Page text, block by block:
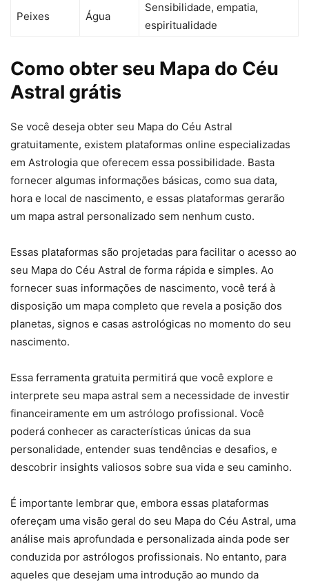
Peixes Água
Sensibilidade, empatia,
espiritualidade
Como obter seu Mapa do Céu
Astral grátis
Se você deseja obter seu Mapa do Céu Astral
gratuitamente, existem plataformas online especializadas
em Astrologia que oferecem essa possibilidade. Basta
fornecer algumas informações básicas, como sua data,
hora e local de nascimento, e essas plataformas gerarão
um mapa astral personalizado sem nenhum custo.
Essas plataformas são projetadas para facilitar o acesso ao
seu Mapa do Céu Astral de forma rápida e simples. Ao
fornecer suas informações de nascimento, você terá à
disposição um mapa completo que revela a posição dos
planetas, signos e casas astrológicas no momento do seu
nascimento.
Essa ferramenta gratuita permitirá que você explore e
interprete seu mapa astral sem a necessidade de investir
financeiramente em um astrólogo profissional. Você
poderá conhecer as características únicas da sua
personalidade, entender suas tendências e desafios, e
descobrir insights valiosos sobre sua vida e seu caminho.
É importante lembrar que, embora essas plataformas
ofereçam uma visão geral do seu Mapa do Céu Astral, uma
análise mais aprofundada e personalizada ainda pode ser
conduzida por astrólogos profissionais. No entanto, para
aqueles que desejam uma introdução ao mundo da